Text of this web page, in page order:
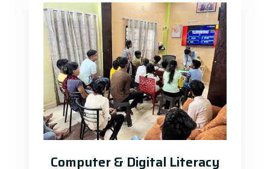
Computer & Digital Literacy